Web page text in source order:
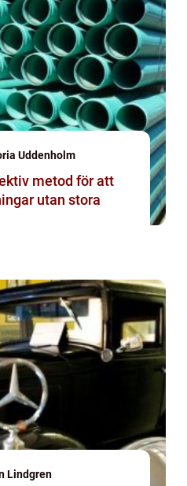
Uddenholm
utan stora
Lindgren